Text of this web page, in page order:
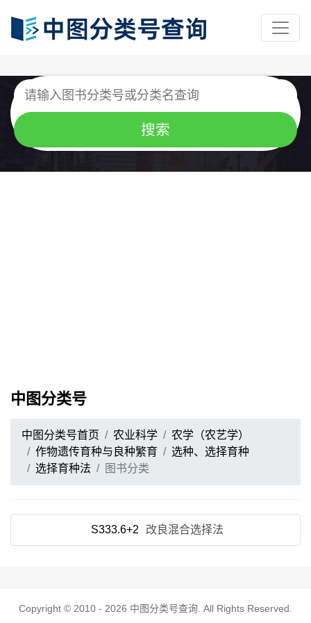
中图分类号
中图分类号首页 农业科学
农学（农艺学）
作物遗传育种与良种繁育
选种、选择育种
选择育种法
图书分类
S333.6+2 改良混合选择法
Copyright © 2010 - 2026 中图分类号查询 . All Rights Reserved.